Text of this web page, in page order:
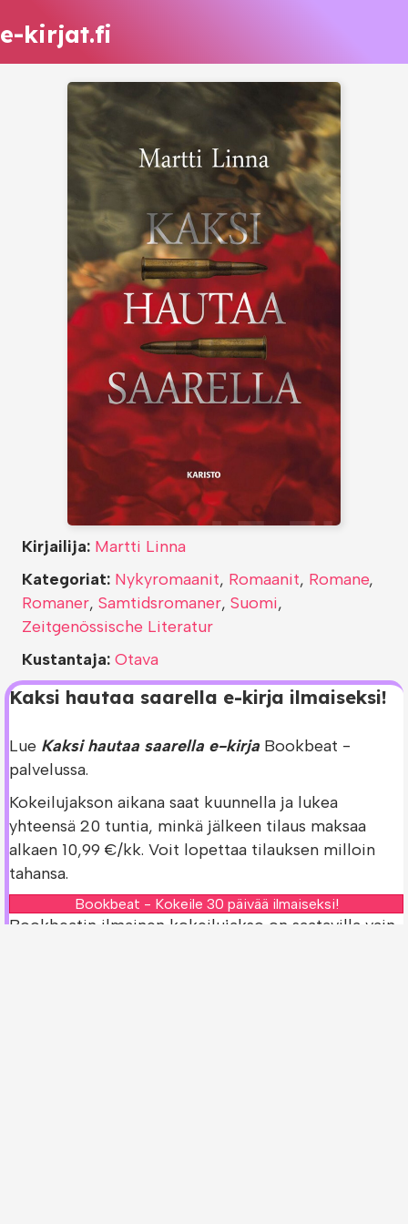
e-kirjat.fi
Kaksi hautaa saarella e-kirja ilmaiseksi!
Lue Kaksi hautaa saarella e-kirja Bookbeat -
palvelussa.
Kokeilujakson aikana saat kuunnella ja lukea
yhteensä 20 tuntia, minkä jälkeen tilaus maksaa
alkaen 10,99 €/kk. Voit lopettaa tilauksen milloin
tahansa.
Bookbeat - Kokeile 30 päivää ilmaiseksi!
Bookbeatin ilmainen kokeilujakso on saatavilla vain
Kirjailija: Martti Linna
Kategoriat: Nykyromaanit, Romaanit, Romane,
Romaner, Samtidsromaner, Suomi,
Zeitgenössische Literatur
Kustantaja: Otava